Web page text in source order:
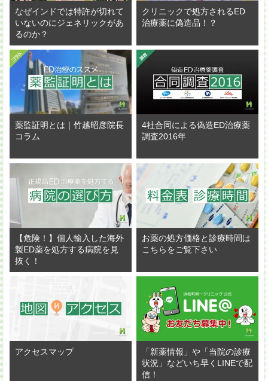
なぜインドでは特許が切れて
いないのにジェネリックがあ
るのか？
クリニックで処方されるED
治療薬に偽造品！？
薬監証明とは｜竹越昭彦院長
コラム
4社合同による偽造ED治療薬
調査2016年
【危険！】個人輸入した海外
製ED薬を処方する病院を見
抜く！
お薬の処方価格と診療時間は
こちらをご覧下さい
アクセスマップ
「新薬情報」や「当院の診療
状況」などいち早くLINEで配
信！